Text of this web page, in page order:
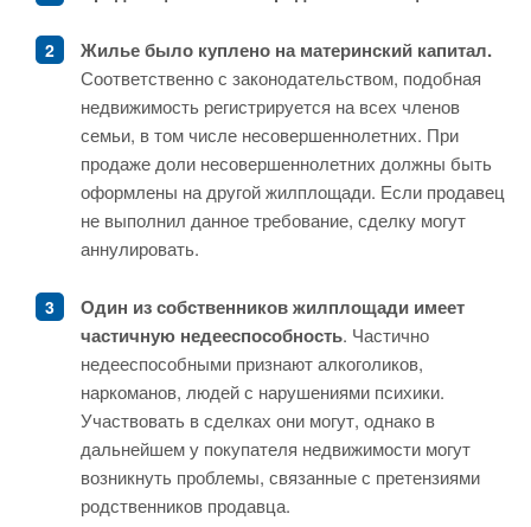
Жилье было куплено на материнский капитал.
Соответственно с законодательством, подобная
недвижимость регистрируется на всех членов
семьи, в том числе несовершеннолетних. При
продаже доли несовершеннолетних должны быть
оформлены на другой жилплощади. Если продавец
не выполнил данное требование, сделку могут
аннулировать.
Один из собственников жилплощади имеет
частичную недееспособность. Частично
недееспособными признают алкоголиков,
наркоманов, людей с нарушениями психики.
Участвовать в сделках они могут, однако в
дальнейшем у покупателя недвижимости могут
возникнуть проблемы, связанные с претензиями
родственников продавца.